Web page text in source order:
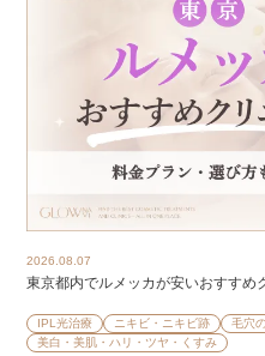
2026.08.07
東京都内でルメッカが安いおすすめ
IPL光治療 ニキビ・ニキビ跡
毛穴
美白・美肌・ハリ・ツヤ・くすみ